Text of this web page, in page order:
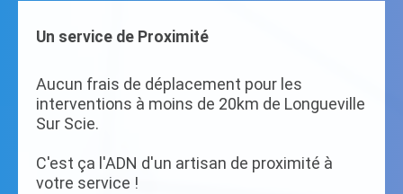
Un service de Proximité
Aucun frais de déplacement pour les
interventions à moins de 20km de Longueville
Sur Scie.
C'est ça l'ADN d'un artisan de proximité à
votre service !